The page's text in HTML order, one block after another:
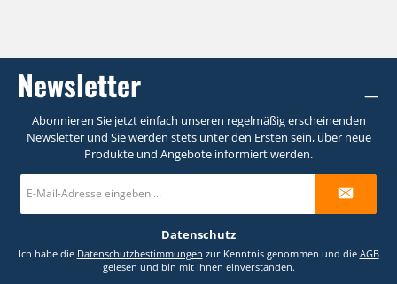
Newsletter
Abonnieren Sie jetzt einfach unseren regelmäßig erscheinenden
Newsletter und Sie werden stets unter den Ersten sein, über neue
Produkte und Angebote informiert werden.
E-
Mail-
Datenschutz
Ich habe die Datenschutzbestimmungen zur Kenntnis genommen und die AGB
gelesen und bin mit ihnen einverstanden.